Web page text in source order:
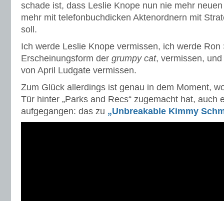
schade ist, dass Leslie Knope nun nie mehr
mehr mit telefonbuchdicken Aktenordnern mit
soll.
Ich werde Leslie Knope vermissen, ich werde
Erscheinungsform der grumpy cat, vermissen,
von April Ludgate vermissen.
Zum Glück allerdings ist genau in dem Moment,
Tür hinter „Parks and Recs“ zugemacht hat, auch
aufgegangen: das zu „Unbreakable Kimmy